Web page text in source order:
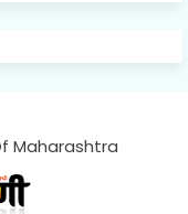
Maharashtra